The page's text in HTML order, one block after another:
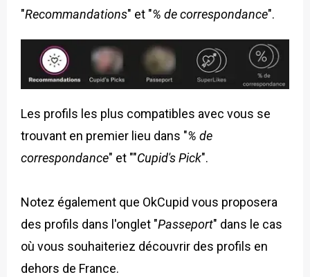
"Recommandations" et "% de correspondance".
Les profils les plus compatibles avec vous se
trouvant en premier lieu dans "% de
correspondance" et ""Cupid's Pick".
Notez également que OkCupid vous proposera
des profils dans l'onglet "Passeport" dans le cas
où vous souhaiteriez découvrir des profils en
dehors de France.